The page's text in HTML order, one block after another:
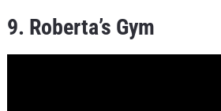
9. Roberta’s Gym